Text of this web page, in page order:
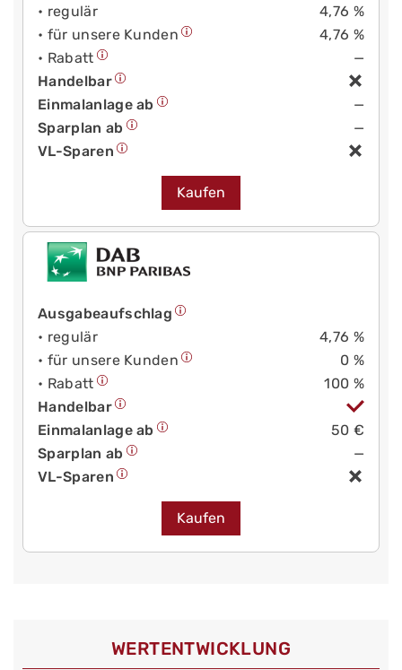
• regulär
4,76 %
• für unsere Kunden
4,76 %
• Rabatt
—
Handelbar
Einmalanlage ab
—
Sparplan ab
—
VL-Sparen
Kaufen
Ausgabeaufschlag
• regulär
4,76 %
• für unsere Kunden
0 %
• Rabatt
100 %
Handelbar
Einmalanlage ab
50 €
Sparplan ab
—
VL-Sparen
Kaufen
WERT­ENTWICKLUNG